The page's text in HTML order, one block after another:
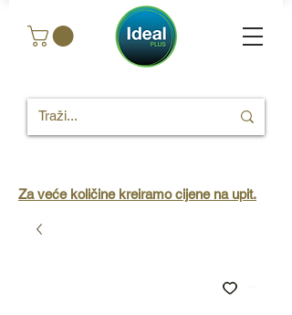
Za veće količine kreiramo cijene na upit.